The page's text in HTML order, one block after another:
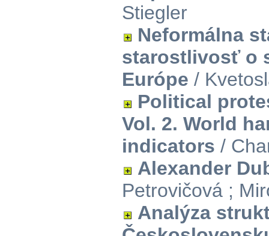
Stiegler
Neformálna
starostlivosť o
Európe /
Political
Vol. 2. World
indicators /
Alexander
Petrovičová ;
Analýza